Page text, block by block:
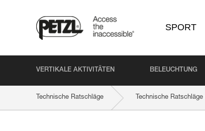
SPORT
VERTIKALE AKTIVITÄTEN BELEUCHTUNG
Technische Ratschläge Technische